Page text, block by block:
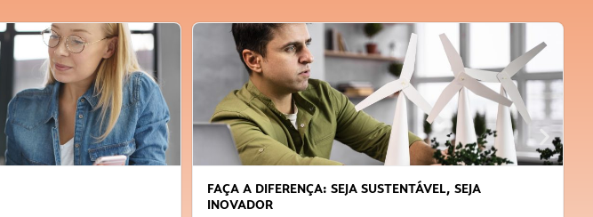
FAÇA A DIFERENÇA: SEJA SUSTENTÁVEL, SEJA
INOVADOR